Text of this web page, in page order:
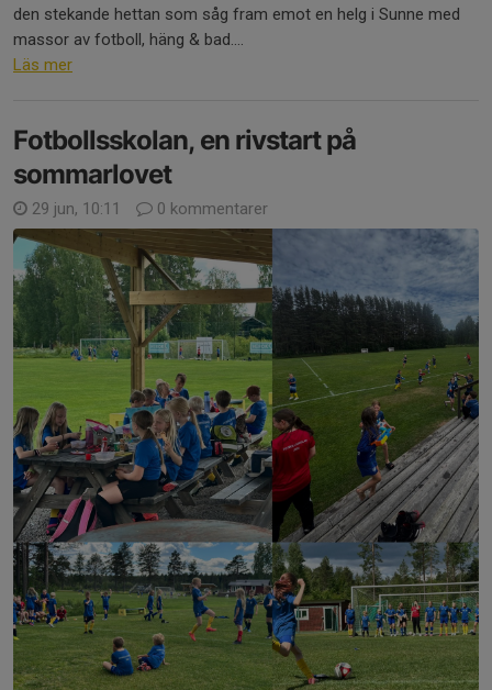
den stekande hettan som såg fram emot en helg i Sunne med
massor av fotboll, häng & bad....
Läs mer
Fotbollsskolan, en rivstart på
sommarlovet
29 jun, 10:11 0 kommentarer